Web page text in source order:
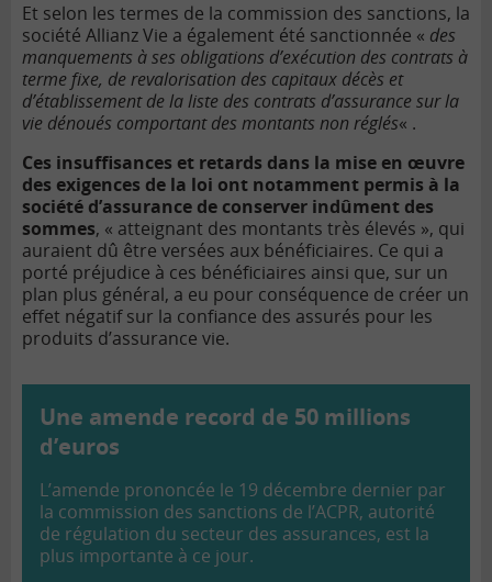
Et selon les termes de la commission des sanctions, la
société Allianz Vie a également été sanctionnée « des
manquements à ses obligations d’exécution des contrats à
terme fixe, de revalorisation des capitaux décès et
d’établissement de la liste des contrats d’assurance sur la
vie dénoués comportant des montants non réglés« .
Ces insuffisances et retards dans la mise en œuvre
des exigences de la loi ont notamment permis à la
société d’assurance de conserver indûment des
sommes, « atteignant des montants très élevés », qui
auraient dû être versées aux bénéficiaires. Ce qui a
porté préjudice à ces bénéficiaires ainsi que, sur un
plan plus général, a eu pour conséquence de créer un
effet négatif sur la confiance des assurés pour les
produits d’assurance vie.
Une amende record de 50 millions
d’euros
L’amende prononcée le 19 décembre dernier par
la commission des sanctions de l’ACPR, autorité
de régulation du secteur des assurances, est la
plus importante à ce jour.